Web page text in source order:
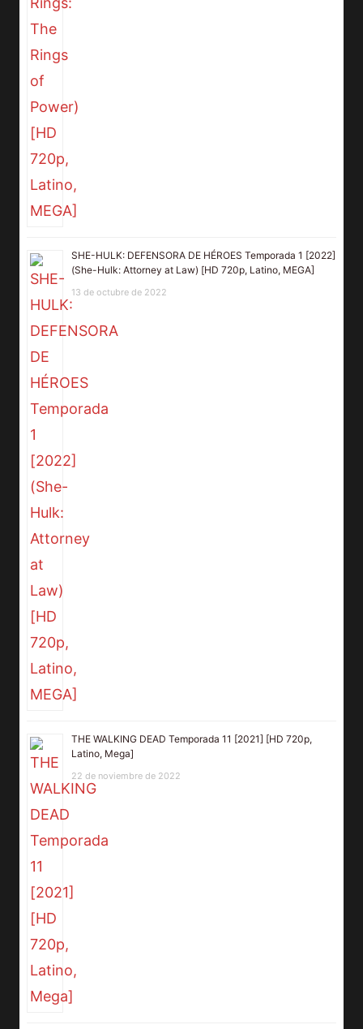
SHE-HULK: DEFENSORA DE HÉROES Temporada 1 [2022]
(She-Hulk: Attorney at Law) [HD 720p, Latino, MEGA]
13 de octubre de 2022
THE WALKING DEAD Temporada 11 [2021] [HD 720p,
Latino, Mega]
22 de noviembre de 2022